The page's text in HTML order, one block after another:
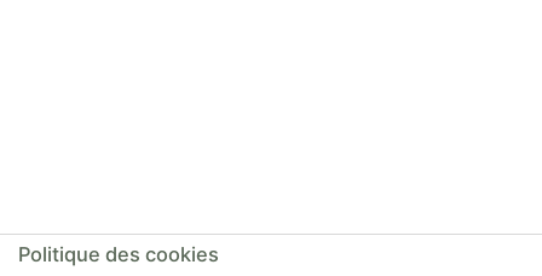
Politique des cookies